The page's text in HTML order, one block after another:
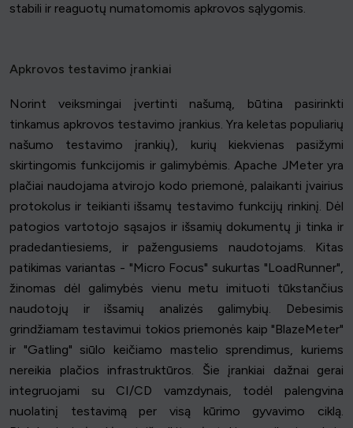
stabili ir reaguotų numatomomis apkrovos sąlygomis.
Apkrovos testavimo įrankiai
Norint veiksmingai įvertinti našumą, būtina pasirinkti
tinkamus apkrovos testavimo įrankius. Yra keletas populiarių
našumo testavimo įrankių), kurių kiekvienas pasižymi
skirtingomis funkcijomis ir galimybėmis. Apache JMeter yra
plačiai naudojama atvirojo kodo priemonė, palaikanti įvairius
protokolus ir teikianti išsamų testavimo funkcijų rinkinį. Dėl
patogios vartotojo sąsajos ir išsamių dokumentų ji tinka ir
pradedantiesiems, ir pažengusiems naudotojams. Kitas
patikimas variantas - "Micro Focus" sukurtas "LoadRunner",
žinomas dėl galimybės vienu metu imituoti tūkstančius
naudotojų ir išsamių analizės galimybių. Debesimis
grindžiamam testavimui tokios priemonės kaip "BlazeMeter"
ir "Gatling" siūlo keičiamo mastelio sprendimus, kuriems
nereikia plačios infrastruktūros. Šie įrankiai dažnai gerai
integruojami su CI/CD vamzdynais, todėl palengvina
nuolatinį testavimą per visą kūrimo gyvavimo ciklą.